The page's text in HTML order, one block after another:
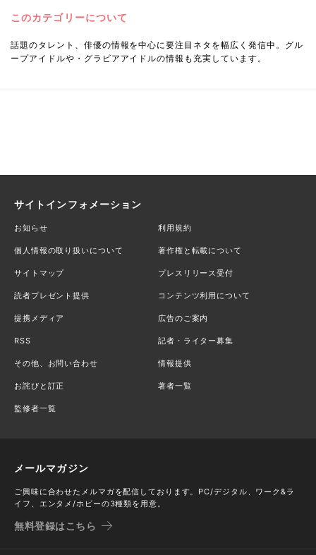
このカテゴリーについて
話題のタレント、俳優の情報を中心に要注目ネタを幅広く発信中。グル
ープアイドルや・グラビアアイドルの情報も充実しています。
サイトインフォメーション
お知らせ 利用規約
個人情報の取り扱いについて 著作権と転載について
サイトマップ プレスリリース受付
読者プレゼント提供 コンテンツ利用について
提携メディア 広告のご案内
RSS 記者・ライター募集
その他、お問い合わせ 情報提供
お詫びと訂正 著者一覧
監修者一覧
メールマガジン
ご興味に合わせたメルマガを配信しております。PC/デジタル、ワーク&ラ
イフ、エンタメ/ホビーの3種類を用意。
無料登録はこちら